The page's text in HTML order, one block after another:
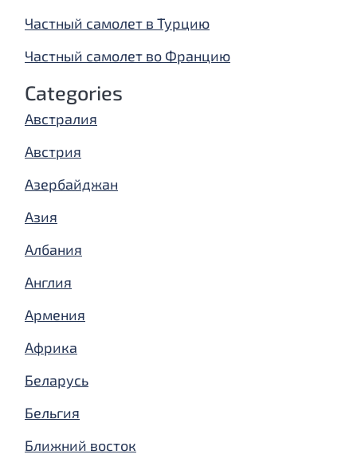
Частный самолет в Турцию
Частный самолет во Францию
Categories
Австралия
Австрия
Азербайджан
Азия
Албания
Англия
Армения
Африка
Беларусь
Бельгия
Ближний восток